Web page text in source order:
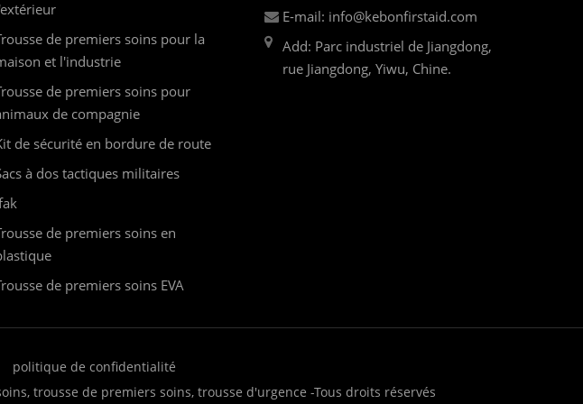
de premiers soins pour la
et l'industrie
de premiers soins pour
de compagnie
de sécurité en bordure de route
à dos tactiques militaires
de premiers soins en
de premiers soins EVA
E-mail: info@kebonfirstaid.com
Add: Parc industriel de Jiangdong,
rue Jiangdong, Yiwu, Chine.
politique de confidentialité
trousse de premiers soins, trousse d'urgence -Tous droits réservés